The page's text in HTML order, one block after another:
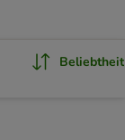
Beliebtheit